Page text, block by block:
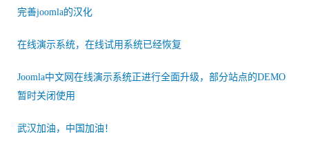
完善joomla的汉化
在线演示系统，在线试用系统已经恢复
Joomla中文网在线演示系统正进行全面升级，部分站点的DEMO
暂时关闭使用
武汉加油，中国加油！